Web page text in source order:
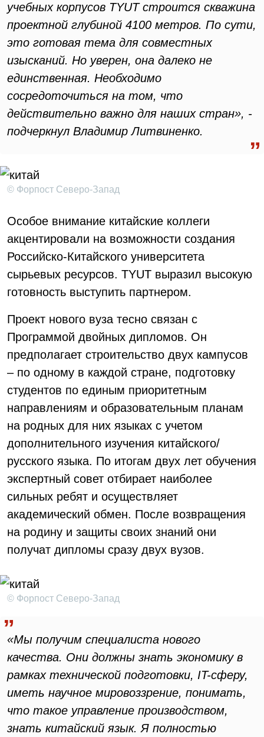
учебных корпусов TYUT строится скважина
проектной глубиной 4100 метров. По сути,
это готовая тема для совместных
изысканий. Но уверен, она далеко не
единственная. Необходимо
сосредоточиться на том, что
действительно важно для наших стран», -
подчеркнул Владимир Литвиненко.
© Форпост Северо-Запад
Особое внимание китайские коллеги
акцентировали на возможности создания
Российско-Китайского университета
сырьевых ресурсов. TYUT выразил высокую
готовность выступить партнером.
Проект нового вуза тесно связан с
Программой двойных дипломов. Он
предполагает строительство двух кампусов
– по одному в каждой стране, подготовку
студентов по единым приоритетным
направлениям и образовательным планам
на родных для них языках с учетом
дополнительного изучения китайского/
русского языка. По итогам двух лет обучения
экспертный совет отбирает наиболее
сильных ребят и осуществляет
академический обмен. После возвращения
на родину и защиты своих знаний они
получат дипломы сразу двух вузов.
© Форпост Северо-Запад
«Мы получим специалиста нового
качества. Они должны знать экономику в
рамках технической подготовки, IT-сферу,
иметь научное мировоззрение, понимать,
что такое управление производством,
знать китайский язык. Я полностью